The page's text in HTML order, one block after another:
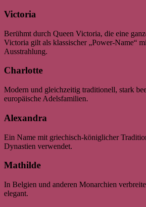
Victoria
Berühmt durch Queen Victoria, die eine
Victoria gilt als klassischer „Power-Name“
Ausstrahlung.
Charlotte
Modern und gleichzeitig traditionell, stark
europäische Adelsfamilien.
Alexandra
Ein Name mit griechisch-königlicher
Dynastien verwendet.
Mathilde
In Belgien und anderen Monarchien
elegant.